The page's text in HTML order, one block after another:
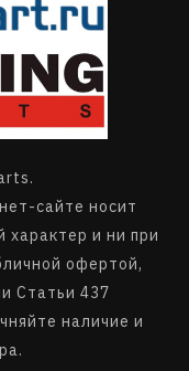
сайте носит
характер и ни при
офертой,
Статьи 437
наличие и